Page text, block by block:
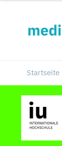
Startseite